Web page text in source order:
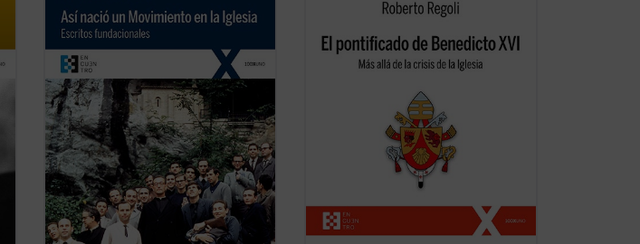
Escritos fundacionales
recoge en una
sola obra tres narraciones (Memoria, La
Cruzada de Santa María: Génesis y
desenvolvimiento
Historia íntima de un
Movimiento
), que tienen distinta ... (ver
ficha)
El pontificado de Benedicto XVI
sólidamente documentada sobre la labor
de Joseph Ratzinger como papa, a la vez
que señala algunas claves
interpretativas que ...